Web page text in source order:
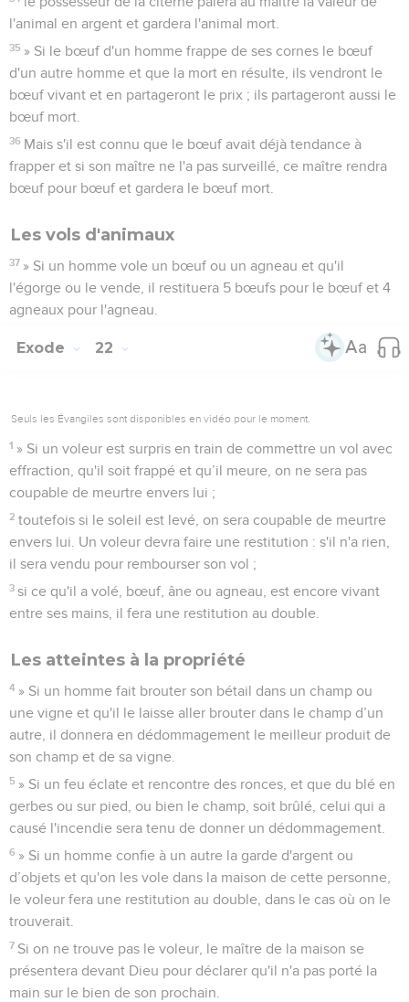
l'animal en argent et gardera l'animal mort.
35 » Si le bœuf d'un homme frappe de ses cornes le bœuf
d'un autre homme et que la mort en résulte, ils vendront le
bœuf vivant et en partageront le prix ; ils partageront aussi le
bœuf mort.
36 Mais s'il est connu que le bœuf avait déjà tendance à
frapper et si son maître ne l'a pas surveillé, ce maître rendra
bœuf pour bœuf et gardera le bœuf mort.
Les vols d'animaux
37 » Si un homme vole un bœuf ou un agneau et qu'il
l'égorge ou le vende, il restituera 5 bœufs pour le bœuf et 4
agneaux pour l'agneau.
Exode 22
Seuls les Évangiles sont disponibles en vidéo pour le moment.
1 » Si un voleur est surpris en train de commettre un vol avec
effraction, qu'il soit frappé et qu’il meure, on ne sera pas
coupable de meurtre envers lui ;
2 toutefois si le soleil est levé, on sera coupable de meurtre
envers lui. Un voleur devra faire une restitution : s'il n'a rien,
il sera vendu pour rembourser son vol ;
3 si ce qu'il a volé, bœuf, âne ou agneau, est encore vivant
entre ses mains, il fera une restitution au double.
Les atteintes à la propriété
4 » Si un homme fait brouter son bétail dans un champ ou
une vigne et qu'il le laisse aller brouter dans le champ d’un
autre, il donnera en dédommagement le meilleur produit de
son champ et de sa vigne.
5 » Si un feu éclate et rencontre des ronces, et que du blé en
gerbes ou sur pied, ou bien le champ, soit brûlé, celui qui a
causé l'incendie sera tenu de donner un dédommagement.
6 » Si un homme confie à un autre la garde d'argent ou
d’objets et qu'on les vole dans la maison de cette personne,
le voleur fera une restitution au double, dans le cas où on le
trouverait.
7 Si on ne trouve pas le voleur, le maître de la maison se
présentera devant Dieu pour déclarer qu'il n'a pas porté la
main sur le bien de son prochain.